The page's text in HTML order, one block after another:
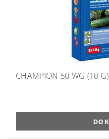
CHAMPION 50 WG (10 G)